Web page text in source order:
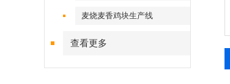
麦烧麦香鸡块生产线
查看更多